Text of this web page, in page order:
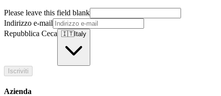
Please leave this field blank
Indirizzo e-mail
Repubblica Ceca 🇮🇹Italy
Iscriviti
Azienda